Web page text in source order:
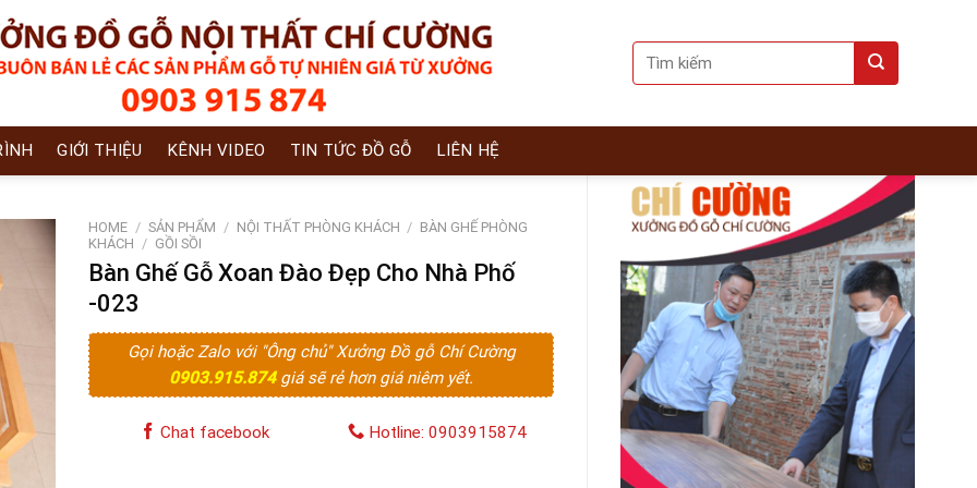
Search
for:
GIỚI THIỆU KÊNH VIDEO TIN TỨC ĐỒ GỖ LIÊN HỆ
HOME / SẢN PHẨM / NỘI THẤT PHÒNG KHÁCH / BÀN GHẾ PHÒNG
KHÁCH / GỒI SỒI
Bàn Ghế Gỗ Xoan Đào Đẹp Cho Nhà Phố
-023
Gọi hoặc Zalo với "Ông chủ" Xưởng Đồ gỗ Chí Cường
0903.915.874 giá sẽ rẻ hơn giá niêm yết.
Chat facebook Hotline: 0903915874